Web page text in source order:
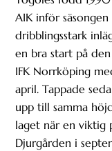
AIK inför
dribblingsstark
en bra start på
IFK Norrköping
april. Tappade
upp till samma
laget när en viktig
Djurgården i